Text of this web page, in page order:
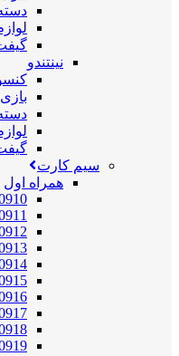
نینتندو
بازی
دسته
سیم کارت
همراه اول